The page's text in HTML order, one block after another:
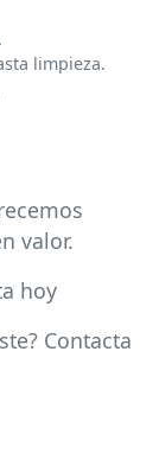
limpieza.
valor.
hoy
Contacta